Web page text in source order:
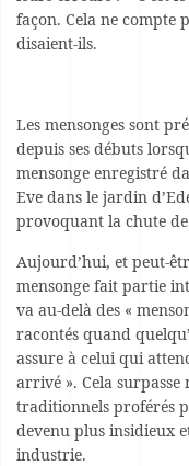
façon. Cela ne compte
disaient-ils.
Les mensonges sont
depuis ses débuts
mensonge enregistré
Eve dans le jardin
provoquant la chute
Aujourd’hui, et peut-
mensonge fait partie
va au-delà des «
racontés quand
assure à celui qui
arrivé ». Cela surpasse
traditionnels proférés
devenu plus insidieux
industrie.